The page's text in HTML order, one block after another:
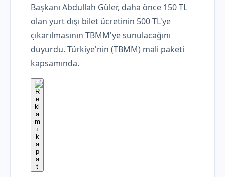
Başkanı Abdullah Güler, daha önce 150 TL
olan yurt dışı bilet ücretinin 500 TL'ye
çıkarılmasının TBMM'ye sunulacağını
duyurdu. Türkiye'nin (TBMM) mali paketi
kapsamında.